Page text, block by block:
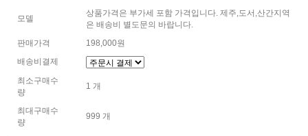
모델
상품가격은 부가세 포함 가격입니다. 제주,도서,산간지역
은 배송비 별도문의 바랍니다.
판매가격
198,000원
배송비결제
최소구매수
량
1 개
최대구매수
량
999 개